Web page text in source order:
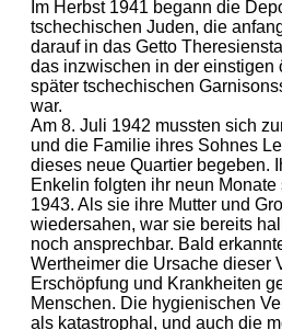
Im Herbst 1941 begann die
tschechischen Juden, die
darauf in das Getto
das inzwischen in der einstigen
später tschechischen
war.
Am 8. Juli 1942 mussten sich
und die Familie ihres Sohnes
dieses neue Quartier begeben.
Enkelin folgten ihr neun Monate
1943. Als sie ihre Mutter und
wiedersahen, war sie bereits
noch ansprechbar. Bald
Wertheimer die Ursache dieser
Erschöpfung und Krankheiten
Menschen. Die hygienischen
als katastrophal, und auch die